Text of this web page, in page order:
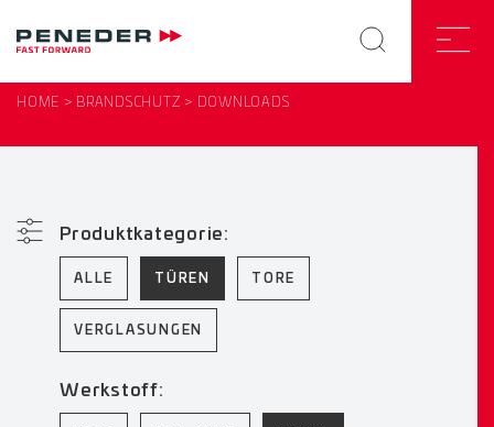
HOME BRANDSCHUTZ DOWNLOADS
Produktkategorie:
ALLE TÜREN TORE
VERGLASUNGEN
Werkstoff: